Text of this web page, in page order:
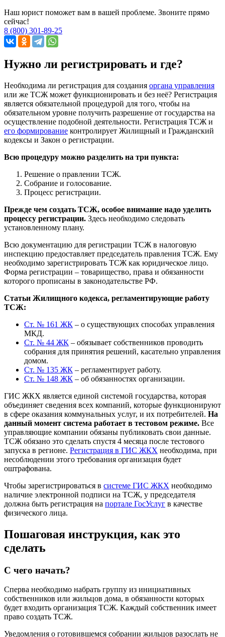
Наш юрист поможет вам в вашей проблеме. Звоните прямо
сейчас!
8 (800) 301-89-25
Нужно ли регистрировать и где?
Необходима ли регистрация для создания органа управления
или же ТСЖ может функционировать и без неё? Регистрация
является обязательной процедурой для того, чтобы на
обязательном уровне получить разрешение от государства на
осуществление подобной деятельности. Регистрация ТСЖ и
его формирование контролирует Жилищный и Гражданский
кодексы и Закон о регистрации.
Всю процедуру можно разделить на три пункта:
Решение о правлении ТСЖ.
Собрание и голосование.
Процесс регистрации.
Прежде чем создать ТСЖ, особое внимание надо уделить
процессу регистрации. Здесь необходимо следовать
установленному плану.
Всю документацию для регистрации ТСЖ в налоговую
инспекцию предоставляет председатель правления ТСЖ. Ему
необходимо зарегистрировать ТСЖ как юридическое лицо.
Форма регистрации – товарищество, права и обязанности
которого прописаны в законодательстве РФ.
Статьи Жилищного кодекса, регламентирующие работу
ТСЖ:
Ст. № 161 ЖК – о существующих способах управления
МКД.
Ст. № 44 ЖК – обязывает собственников проводить
собрания для принятия решений, касательно управления
домом.
Ст. № 135 ЖК – регламентирует работу.
Ст. № 148 ЖК – об обязанностях организации.
ГИС ЖКХ является единой системой государства, которая
объединяет сведения всех компаний, которые функционируют
в сфере оказания коммунальных услуг, и их потребителей. На
данный момент система работает в тестовом режиме. Все
управляющие компании обязаны публиковать свои данные.
ТСЖ обязано это сделать спустя 4 месяца после тестового
запуска в регионе. Регистрация в ГИС ЖКХ необходима, при
несоблюдении этого требования организация будет
оштрафована.
Чтобы зарегистрироваться в системе ГИС ЖКХ необходимо
наличие электронной подписи на ТСЖ, у председателя
должна быть регистрация на портале ГосУслуг в качестве
физического лица.
Пошаговая инструкция, как это
сделать
С чего начать?
Сперва необходимо набрать группу из инициативных
собственников или жильцов дома, в обязанности которых
будет входить организация ТСЖ. Каждый собственник имеет
право создать ТСЖ.
Уведомления о готовившемся собрании жильцов разослать не